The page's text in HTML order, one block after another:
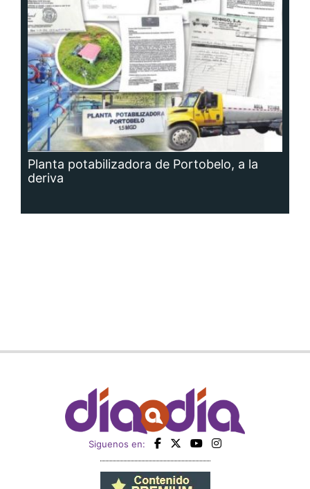
Planta potabilizadora de Portobelo, a la
deriva
Siguenos en: